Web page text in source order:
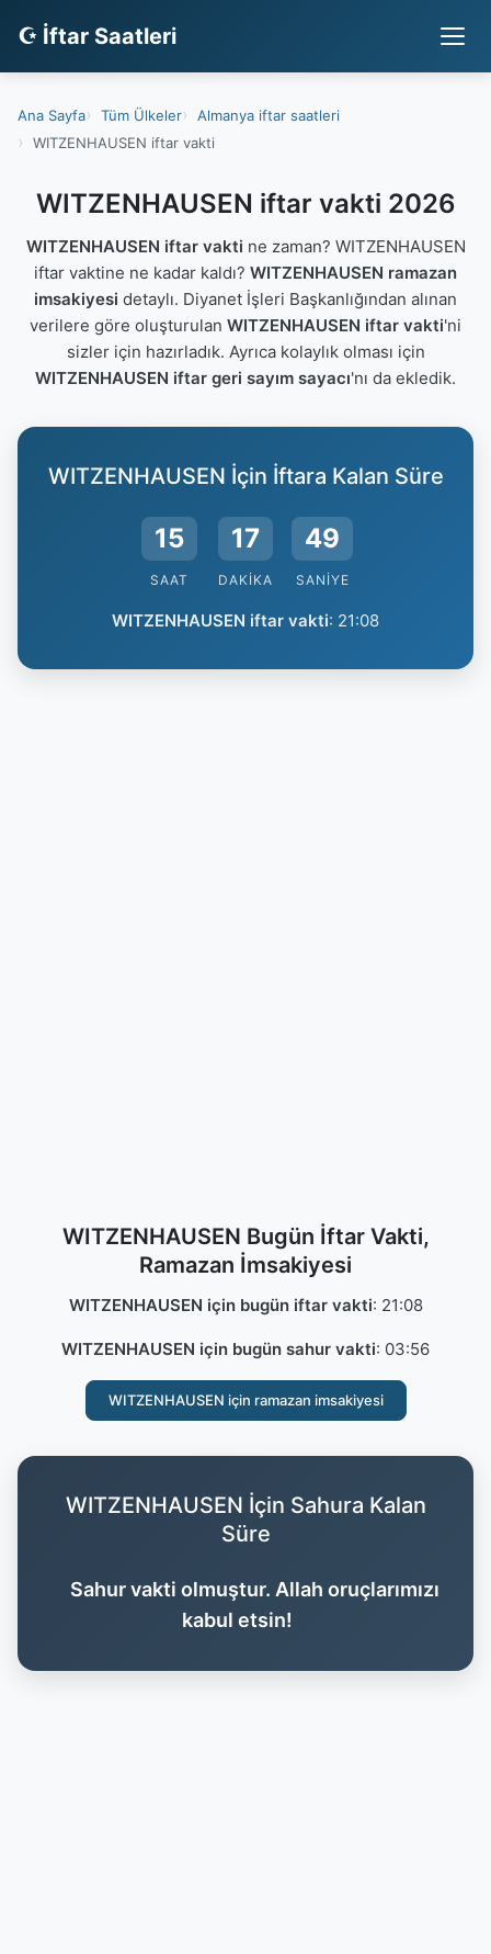
☪ İftar Saatleri
Ana Sayfa Tüm Ülkeler
Almanya iftar saatleri
WITZENHAUSEN iftar vakti
WITZENHAUSEN iftar vakti 2026
WITZENHAUSEN iftar vakti ne zaman? WITZENHAUSEN
iftar vaktine ne kadar kaldı? WITZENHAUSEN ramazan
imsakiyesi detaylı. Diyanet İşleri Başkanlığından alınan
verilere göre oluşturulan WITZENHAUSEN iftar vakti'ni
sizler için hazırladık. Ayrıca kolaylık olması için
WITZENHAUSEN iftar geri sayım sayacı'nı da ekledik.
WITZENHAUSEN İçin İftara Kalan Süre
15
SAAT
17
DAKIKA
48
SANIYE
WITZENHAUSEN iftar vakti: 21:08
WITZENHAUSEN Bugün İftar Vakti,
Ramazan İmsakiyesi
WITZENHAUSEN için bugün iftar vakti: 21:08
WITZENHAUSEN için bugün sahur vakti: 03:56
WITZENHAUSEN için ramazan imsakiyesi
WITZENHAUSEN İçin Sahura Kalan
Süre
Sahur vakti olmuştur. Allah oruçlarımızı
kabul etsin!